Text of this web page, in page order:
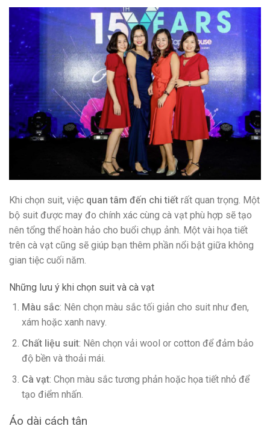
Khi chọn suit, việc quan tâm đến chi tiết rất quan trọng. Một
bộ suit được may đo chính xác cùng cà vạt phù hợp sẽ tạo
nên tổng thể hoàn hảo cho buổi chụp ảnh. Một vài họa tiết
trên cà vạt cũng sẽ giúp bạn thêm phần nổi bật giữa không
gian tiệc cuối năm.
Những lưu ý khi chọn suit và cà vạt
Màu sắc: Nên chọn màu sắc tối giản cho suit như đen,
xám hoặc xanh navy.
Chất liệu suit: Nên chọn vải wool or cotton để đảm bảo
độ bền và thoải mái.
Cà vạt: Chọn màu sắc tương phản hoặc họa tiết nhỏ để
tạo điểm nhấn.
Áo dài cách tân